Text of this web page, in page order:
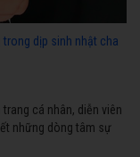
trong dịp sinh nhật cha
trang cá nhân, diễn viên
những dòng tâm sự